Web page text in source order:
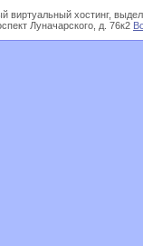
хостинг,
Луначарского, д. 76к2